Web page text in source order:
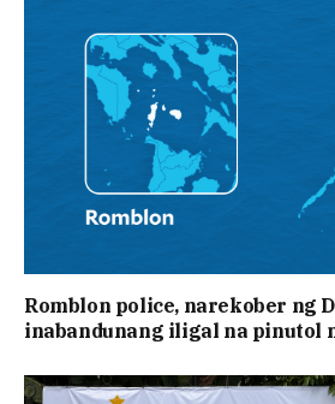
Romblon police, narekober ng
inabandunang iligal na pinutol